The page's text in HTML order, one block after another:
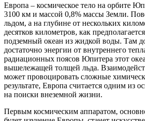
Европа – космическое тело на орбите
3100 км и массой 0,8% массы Земли.
льдом, а на глубине от нескольких
десятков километров, как
подземный океан из жидкой воды. Там
достаточно энергии от внутреннего
радиационных поясов Юпитера этот
вышележащей толщей льда.
может провоцировать сложные
результате, Европа считается одним из
на поиски внеземной жизни.
Первым космическим аппаратом,